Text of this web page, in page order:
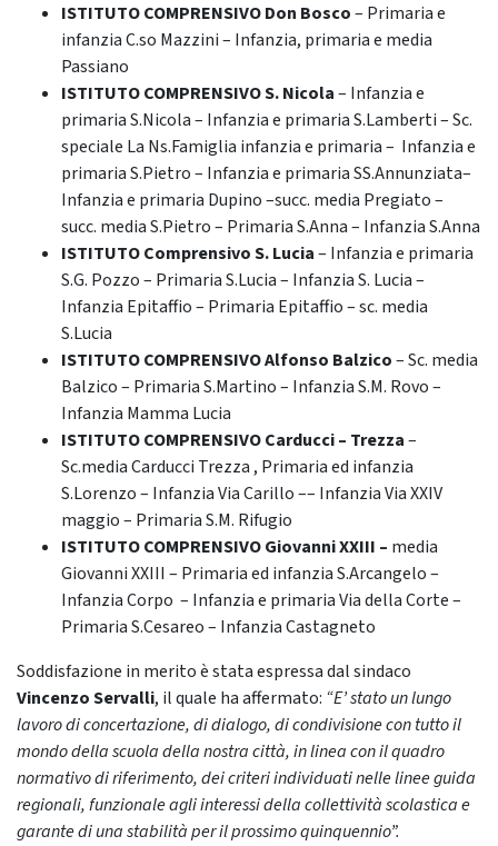
ISTITUTO COMPRENSIVO Don Bosco– Primaria e
infanzia C.so Mazzini – Infanzia, primaria e media
Passiano
ISTITUTO COMPRENSIVO S. Nicola– Infanzia e
primaria S.Nicola – Infanzia e primaria S.Lamberti – Sc.
speciale La Ns.Famiglia infanzia e primaria – Infanzia e
primaria S.Pietro – Infanzia e primaria SS.Annunziata–
Infanzia e primaria Dupino –succ. media Pregiato –
succ. media S.Pietro – Primaria S.Anna – Infanzia S.Anna
ISTITUTO ComprensivoS. Lucia– Infanzia e primaria
S.G. Pozzo – Primaria S.Lucia – Infanzia S. Lucia –
Infanzia Epitaffio – Primaria Epitaffio – sc. media
S.Lucia
ISTITUTO COMPRENSIVOAlfonso Balzico– Sc. media
Balzico – Primaria S.Martino – Infanzia S.M. Rovo –
Infanzia Mamma Lucia
ISTITUTO COMPRENSIVO Carducci – Trezza–
Sc.media Carducci Trezza , Primaria ed infanzia
S.Lorenzo – Infanzia Via Carillo –– Infanzia Via XXIV
maggio – Primaria S.M. Rifugio
ISTITUTO COMPRENSIVO Giovanni XXIII – media
Giovanni XXIII – Primaria ed infanzia S.Arcangelo –
Infanzia Corpo – Infanzia e primaria Via della Corte –
Primaria S.Cesareo – Infanzia Castagneto
Soddisfazione in merito è stata espressa dal sindaco
Vincenzo Servalli, il quale ha affermato: “E’ stato un lungo
lavoro di concertazione, di dialogo, di condivisione con tutto il
mondo della scuola della nostra città, in linea con il quadro
normativo di riferimento, dei criteri individuati nelle linee guida
regionali, funzionale agli interessi della collettività scolastica e
garante di una stabilità per il prossimo quinquennio”.